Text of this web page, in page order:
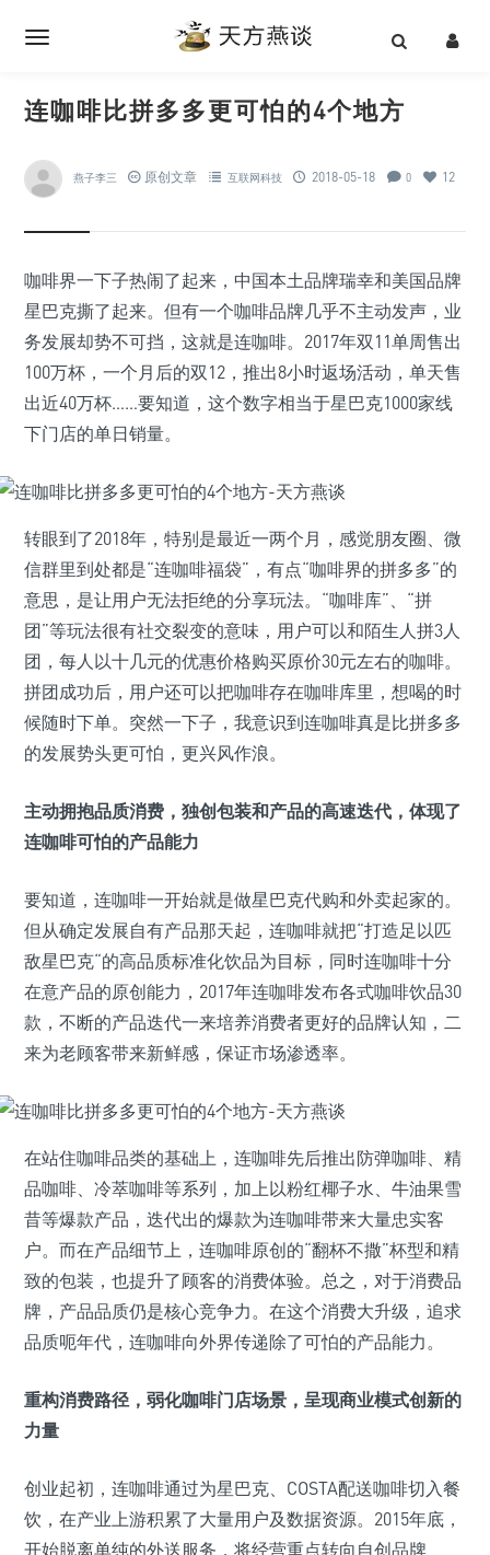
连咖啡比拼多多更可怕的4个地方
燕子李三 原创文章 互联网科技 2018-05-18 0 12
咖啡界一下子热闹了起来，中国本土品牌瑞幸和美国品牌
星巴克撕了起来。但有一个咖啡品牌几乎不主动发声，业
务发展却势不可挡，这就是连咖啡。2017年双11单周售出
100万杯，一个月后的双12，推出8小时返场活动，单天售
出近40万杯……要知道，这个数字相当于星巴克1000家线
下门店的单日销量。
转眼到了2018年，特别是最近一两个月，感觉朋友圈、微
信群里到处都是“连咖啡福袋”，有点“咖啡界的拼多多”的
意思，是让用户无法拒绝的分享玩法。“咖啡库”、“拼
团”等玩法很有社交裂变的意味，用户可以和陌生人拼3人
团，每人以十几元的优惠价格购买原价30元左右的咖啡。
拼团成功后，用户还可以把咖啡存在咖啡库里，想喝的时
候随时下单。突然一下子，我意识到连咖啡真是比拼多多
的发展势头更可怕，更兴风作浪。
主动拥抱品质消费，独创包装和产品的高速迭代，体现了
连咖啡可怕的产品能力
要知道，连咖啡一开始就是做星巴克代购和外卖起家的。
但从确定发展自有产品那天起，连咖啡就把“打造足以匹
敌星巴克“的高品质标准化饮品为目标，同时连咖啡十分
在意产品的原创能力，2017年连咖啡发布各式咖啡饮品30
款，不断的产品迭代一来培养消费者更好的品牌认知，二
来为老顾客带来新鲜感，保证市场渗透率。
在站住咖啡品类的基础上，连咖啡先后推出防弹咖啡、精
品咖啡、冷萃咖啡等系列，加上以粉红椰子水、牛油果雪
昔等爆款产品，迭代出的爆款为连咖啡带来大量忠实客
户。而在产品细节上，连咖啡原创的“翻杯不撒”杯型和精
致的包装，也提升了顾客的消费体验。总之，对于消费品
牌，产品品质仍是核心竞争力。在这个消费大升级，追求
品质呃年代，连咖啡向外界传递除了可怕的产品能力。
重构消费路径，弱化咖啡门店场景，呈现商业模式创新的
力量
创业起初，连咖啡通过为星巴克、COSTA配送咖啡切入餐
饮，在产业上游积累了大量用户及数据资源。2015年底，
开始脱离单纯的外送服务，将经营重点转向自创品牌